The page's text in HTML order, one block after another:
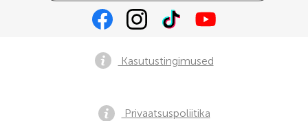
Kasutustingimused
Privaatsuspoliitika